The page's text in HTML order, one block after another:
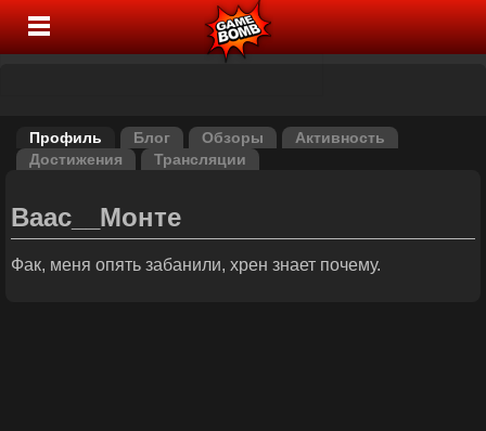
Профиль Блог Обзоры
Активность
Достижения
Трансляции
Ваас__Монте
Фак, меня опять забанили, хрен знает почему.